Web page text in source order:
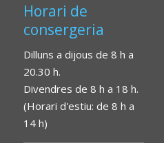
Horari de
consergeria
Dilluns a dijous de 8 h a
20.30 h.
Divendres de 8 h a 18 h.
(Horari d'estiu: de 8 h a
14 h)